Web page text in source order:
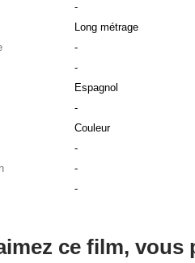
-
Long métrage
-
-
Espagnol
-
Couleur
-
-
-
ce film, vous